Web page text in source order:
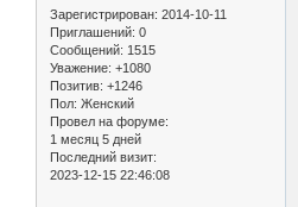
Зарегистрирован: 2014-10-11
Приглашений: 0
Сообщений: 1515
Уважение: +1080
Позитив: +1246
Пол: Женский
Провел на форуме:
1 месяц 5 дней
Последний визит:
2023-12-15 22:46:08